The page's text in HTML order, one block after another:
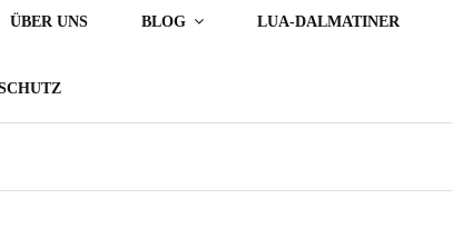
ÜBER UNS BLOG LUA-DALMATINER